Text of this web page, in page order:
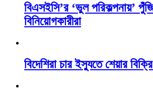
বিএসইসি’র ‘ভুল পরিকল্পনায়’
বিনিয়োগকারীরা
বিদেশিরা চার ইস্যুতে শেয়ার